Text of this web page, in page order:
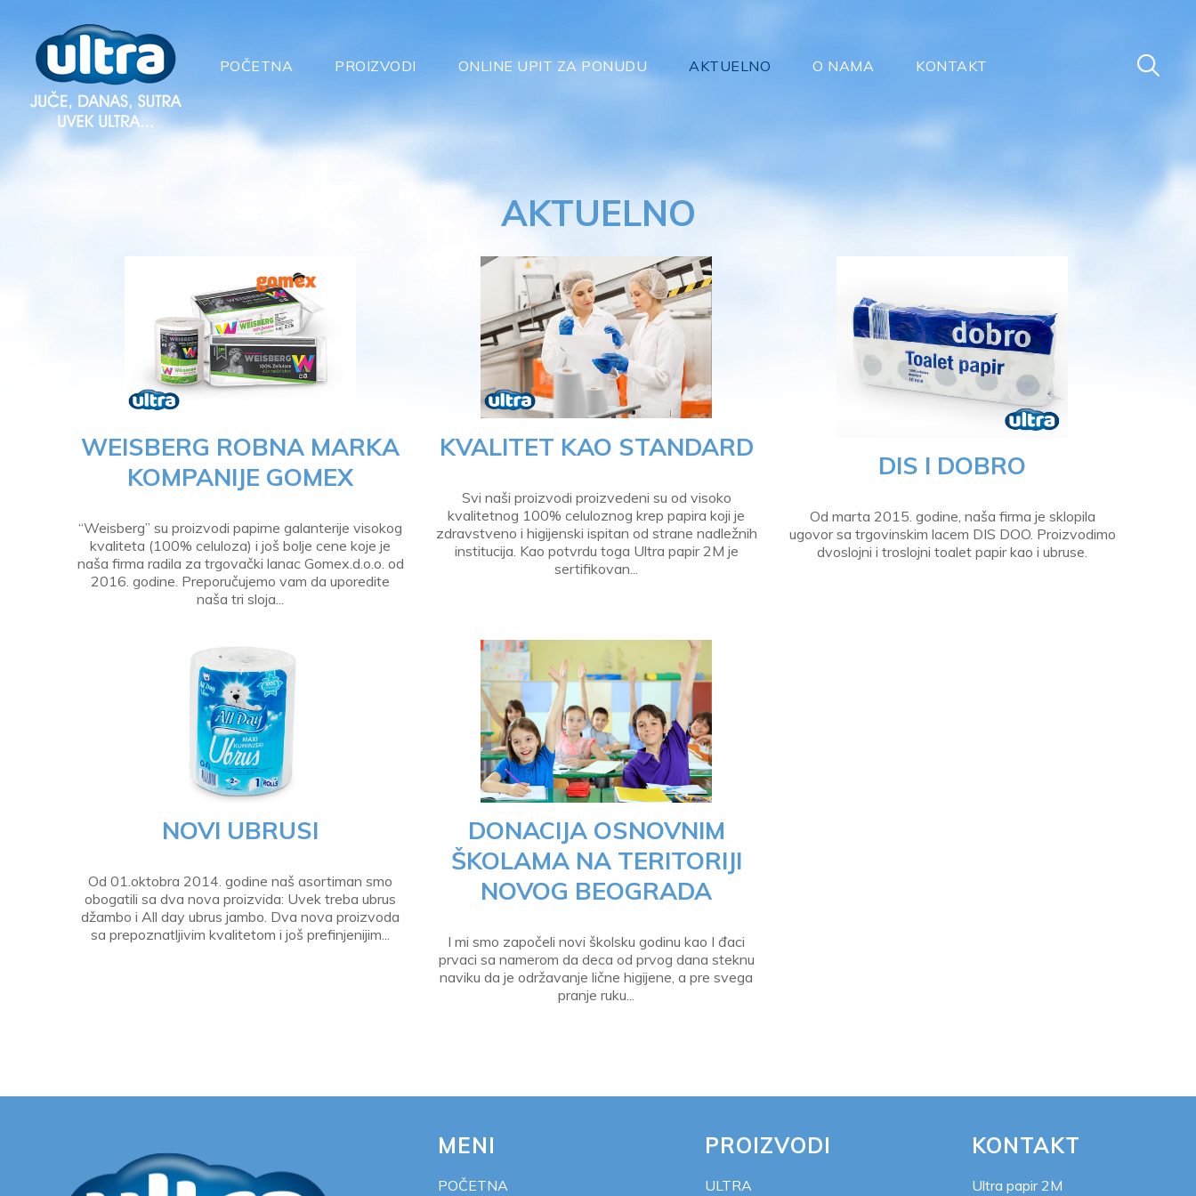
POČETNA PROIZVODI ONLINE UPIT ZA PONUDU AKTUELNO O NAMA KONTAKT
AKTUELNO
WEISBERG ROBNA MARKA
KOMPANIJE GOMEX
“Weisberg” su proizvodi papirne galanterije visokog
kvaliteta (100% celuloza) i još bolje cene koje je
naša firma radila za trgovački lanac Gomex.d.o.o. od
2016. godine. Preporučujemo vam da uporedite
naša tri sloja...
KVALITET KAO STANDARD
Svi naši proizvodi proizvedeni su od visoko
kvalitetnog 100% celuloznog krep papira koji je
zdravstveno i higijenski ispitan od strane nadležnih
institucija. Kao potvrdu toga Ultra papir 2M je
sertifikovan...
DIS I DOBRO
Od marta 2015. godine, naša firma je sklopila
ugovor sa trgovinskim lacem DIS DOO. Proizvodimo
dvoslojni i troslojni toalet papir kao i ubruse.
NOVI UBRUSI
Od 01.oktobra 2014. godine naš asortiman smo
obogatili sa dva nova proizvida: Uvek treba ubrus
džambo i All day ubrus jambo. Dva nova proizvoda
sa prepoznatljivim kvalitetom i još prefinjenijim...
DONACIJA OSNOVNIM
ŠKOLAMA NA TERITORIJI
NOVOG BEOGRADA
I mi smo započeli novi školsku godinu kao I đaci
prvaci sa namerom da deca od prvog dana steknu
naviku da je održavanje lične higijene, a pre svega
pranje ruku...
MENI
POČETNA
PROIZVODI
ULTRA
KONTAKT
Ultra papir 2M